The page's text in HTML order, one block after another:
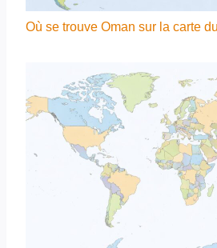
Où se trouve Oman sur la carte